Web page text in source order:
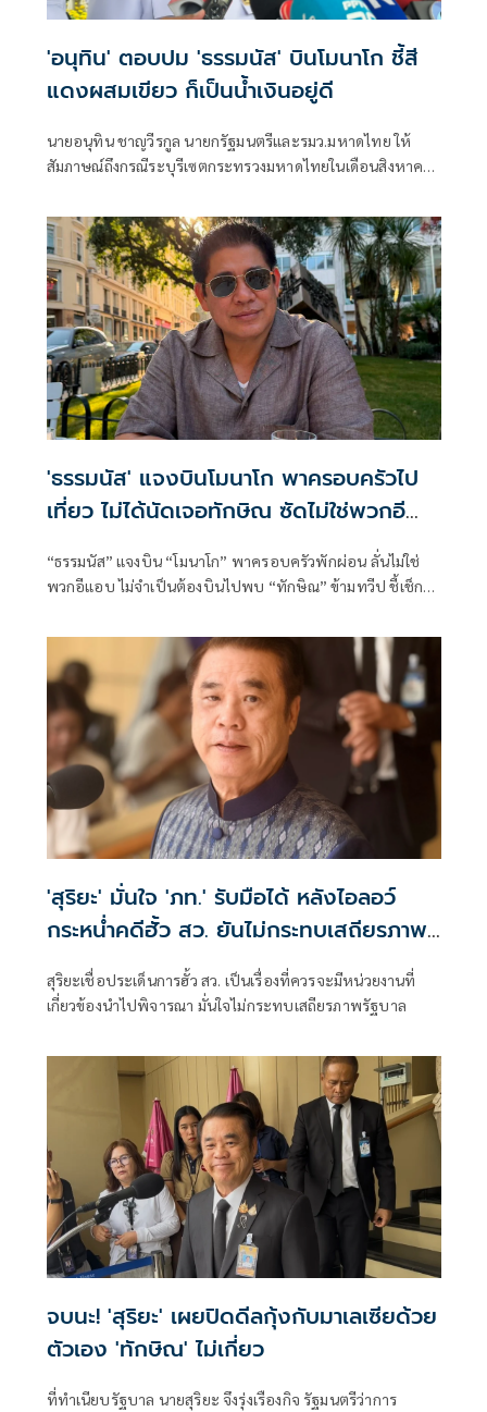
'อนุทิน' ตอบปม 'ธรรมนัส' บินโมนาโก ชี้สี
แดงผสมเขียว ก็เป็นน้ำเงินอยู่ดี
นายอนุทิน ชาญวีรกูล นายกรัฐมนตรีและรมว.มหาดไทย ให้
สัมภาษณ์ถึงกรณีระบุรีเซตกระทรวงมหาดไทยในเดือนสิงหาคม
'ธรรมนัส' แจงบินโมนาโก พาครอบครัวไป
เที่ยว ไม่ได้นัดเจอทักษิณ ซัดไม่ใช่พวกอี
“ธรรมนัส” แจงบิน “โมนาโก” พาครอบครัวพักผ่อน ลั่นไม่ใช่
พวกอีแอบ ไม่จำเป็นต้องบินไปพบ “ทักษิณ” ข้ามทวีป ชี้เช็ก
'สุริยะ' มั่นใจ 'ภท.' รับมือได้ หลังไอลอว์
กระหน่ำคดีฮั้ว สว. ยันไม่กระทบเสถียรภาพ
รัฐบาล
สุริยะเชื่อประเด็นการฮั้ว สว. เป็นเรื่องที่ควรจะมีหน่วยงานที่
เกี่ยวข้องนำไปพิจารณา มั่นใจไม่กระทบเสถียรภาพรัฐบาล
จบนะ! 'สุริยะ' เผยปิดดีลกุ้งกับมาเลเซียด้วย
ตัวเอง 'ทักษิณ' ไม่เกี่ยว
ที่ทำเนียบรัฐบาล นายสุริยะ จึงรุ่งเรืองกิจ รัฐมนตรีว่าการ